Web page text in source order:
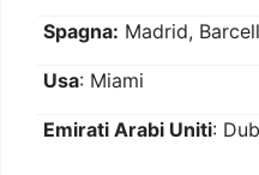
Spagna: Madrid,
Usa: Miami
Emirati Arabi Uniti: